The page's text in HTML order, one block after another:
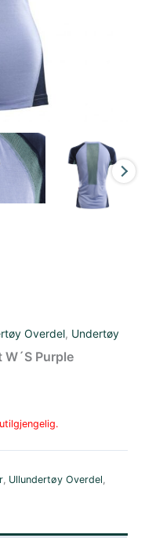
Overdel, Undertøy
Purple
Ullundertøy Overdel